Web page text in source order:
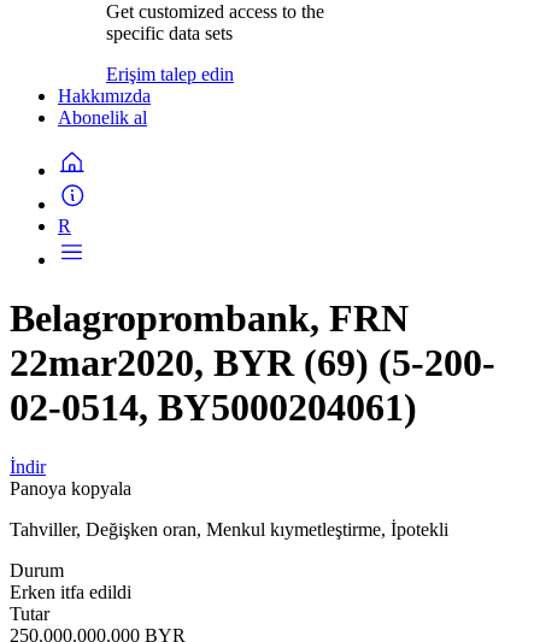
Get customized access to the
specific data sets
Erişim talep edin
Hakkımızda
Abonelik al
R
Belagroprombank, FRN
22mar2020, BYR (69) (5-200-
02-0514, BY5000204061)
İndir
Panoya kopyala
Tahviller, Değişken oran, Menkul kıymetleştirme, İpotekli
Durum
Erken itfa edildi
Tutar
250.000.000.000 BYR